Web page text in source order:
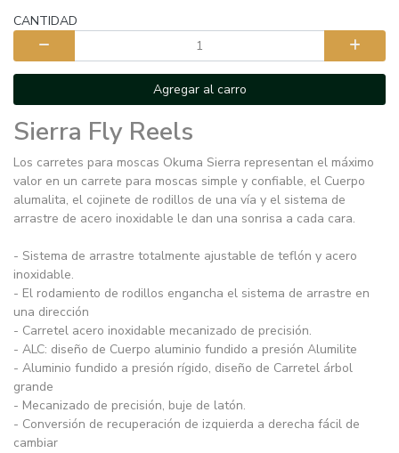
CANTIDAD
Agregar al carro
Sierra Fly Reels
Los carretes para moscas Okuma Sierra representan el máximo
valor en un carrete para moscas simple y confiable, el Cuerpo
alumalita, el cojinete de rodillos de una vía y el sistema de
arrastre de acero inoxidable le dan una sonrisa a cada cara.
- Sistema de arrastre totalmente ajustable de teflón y acero
inoxidable.
- El rodamiento de rodillos engancha el sistema de arrastre en
una dirección
- Carretel acero inoxidable mecanizado de precisión.
- ALC: diseño de Cuerpo aluminio fundido a presión Alumilite
- Aluminio fundido a presión rígido, diseño de Carretel árbol
grande
- Mecanizado de precisión, buje de latón.
- Conversión de recuperación de izquierda a derecha fácil de
cambiar